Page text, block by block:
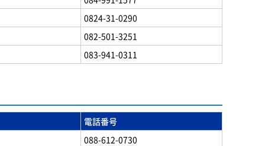
0824-31-0290
082-501-3251
083-941-0311
電話番号
088-612-0730